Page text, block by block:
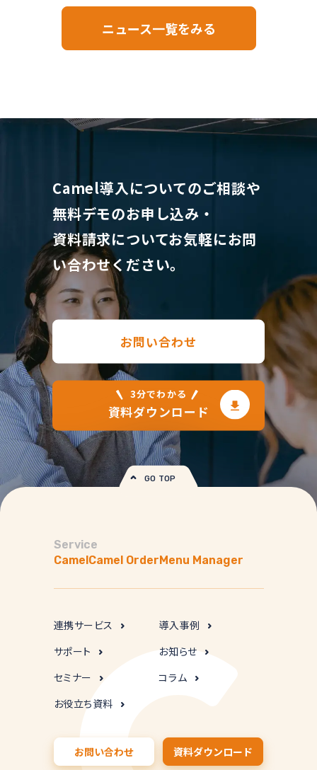
ニュース一覧をみる
Camel導入についてのご相談や
無料デモのお申し込み・
資料請求についてお気軽にお問
い合わせください。
お問い合わせ
3分でわかる
資料ダウンロード
Service
CamelCamel OrderMenu Manager
連携サービス
サポート
セミナー
導入事例
お知らせ
コラム
お役立ち資料
お問い合わせ 資料ダウンロード
GO TOP